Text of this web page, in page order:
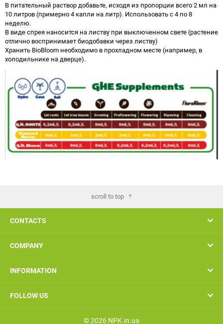
В питательный раствор добавьте, исходя из пропорции всего 2 мл на
10 литров (примерно 4 капли на литр). Использовать с 4 по 8
неделю.
В виде спрея наносится на листву при выключенном свете (растение
отлично воспринимает биодобавки через листву)
Хранить BioBloom необходимо в прохладном месте (например, в
холодильнике на дверце).
scroll to top
CONTACTS
COMPANY
INFORMATION
FOLLOW US
© 2026 NPK.in.ua